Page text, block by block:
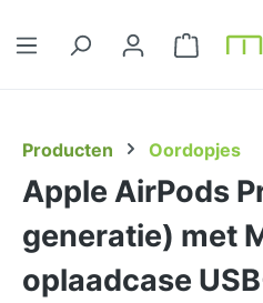
Producten Oordopjes
Apple AirPods
generatie) met
oplaadcase